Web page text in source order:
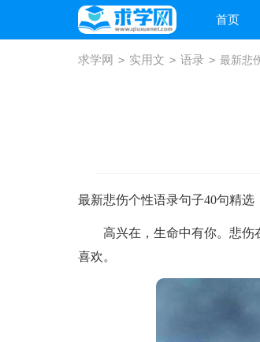
首页
求学网 > 实用文 > 语录 > 最新悲
最新悲伤个性语录句子40句精选
高兴在，生命中有你。悲伤在
喜欢。